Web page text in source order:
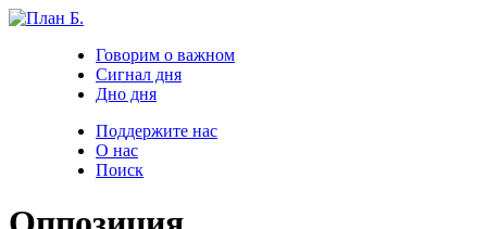
Говорим о важном
Сигнал дня
Дно дня
Поддержите нас
О нас
Поиск